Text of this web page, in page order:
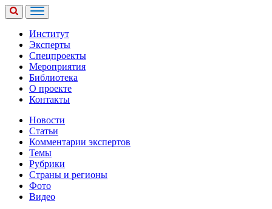
Институт
Эксперты
Спецпроекты
Мероприятия
Библиотека
О проекте
Контакты
Новости
Статьи
Комментарии экспертов
Темы
Рубрики
Страны и регионы
Фото
Видео